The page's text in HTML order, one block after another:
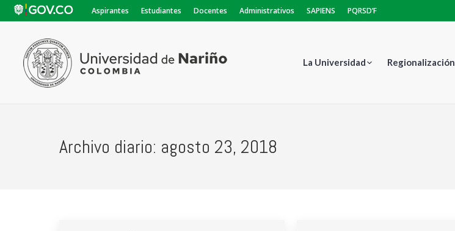
Aspirantes Estudiantes Docentes Administrativos SAPIENS PQRSD’F
La Universidad Regionalización
Archivo diario: agosto 23, 2018